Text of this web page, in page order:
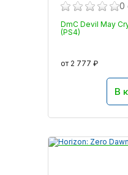
0
DmC Devil May
(PS4)
от 2 777 ₽
В